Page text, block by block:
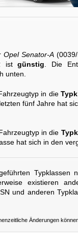
Opel Senator-A
istgünstig . Die
unten.
in die
letzten fünf Jahre hat
in die
hat sich in den
Typklassen
existieren
und anderen
Änderungen